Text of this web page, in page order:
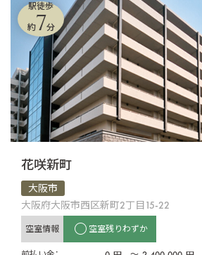
駅徒歩
約7分
花咲新町
大阪市
大阪府大阪市西区新町2丁目15-22
空室情報 空室残りわずか